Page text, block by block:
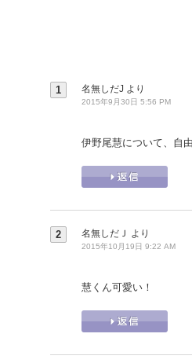
1 名無しだJ より
2015年9月30日 5:56 PM
伊野尾慧について、自
2 名無しだＪ より
2015年10月19日 9:22 AM
慧くん可愛い！